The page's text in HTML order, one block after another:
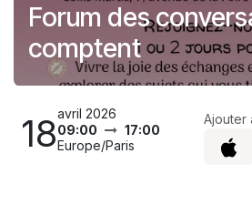
Forum des
comptent
18avril 2026
09:00
17:00
Europe/Paris
Ajouter